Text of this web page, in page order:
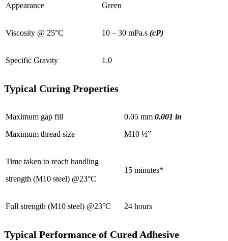
Appearance Green
Viscosity @ 25°C 10 – 30 mPa.s (cP)
Specific Gravity 1.0
Typical Curing Properties
Maximum gap fill
Maximum thread size
0.05 mm 0.001 in
M10 ½”
Time taken to reach handling
strength (M10 steel) @23°C
15 minutes*
Full strength (M10 steel) @23°C 24 hours
Typical Performance of Cured Adhesive